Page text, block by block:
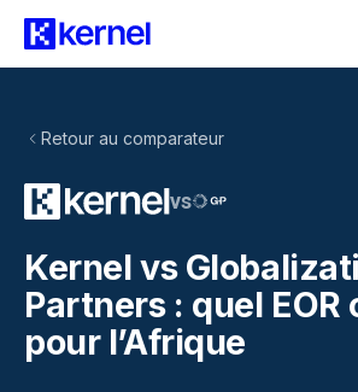
Retour au comparateur
vs
Kernel vs
Partners : quel EOR
pour l’Afrique